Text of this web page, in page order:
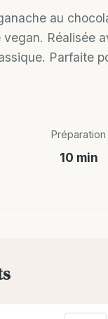
au
vegan. Réalisée
Parfaite
Préparation
10 min